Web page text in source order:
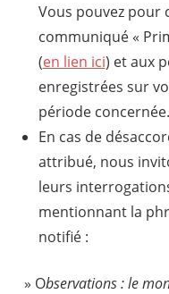
Vous pouvez pour
communiqué «
(en lien ici) et aux
enregistrées sur
période concernée.
En cas de
attribué, nous
leurs
mentionnant la
notifié :
» Observations : le